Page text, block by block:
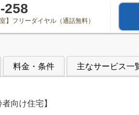
258
】フリーダイヤル（通話無料）
料金・条件 主なサービス一
向け住宅】